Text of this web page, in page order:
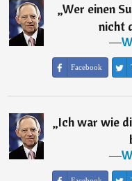
„Wer einen
nicht
―
Facebook
„Ich war wie
―